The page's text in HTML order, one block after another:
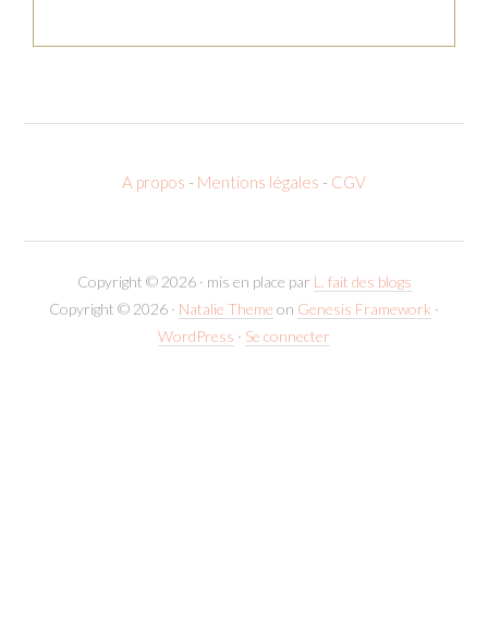
A propos - Mentions légales - CGV
Copyright © 2026 · mis en place par L. fait des blogs
Copyright © 2026 · Natalie Theme on Genesis Framework ·
WordPress · Se connecter